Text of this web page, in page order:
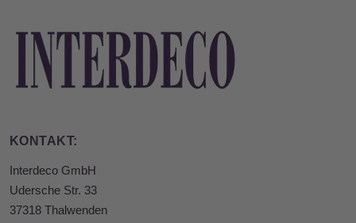
KONTAKT:
Interdeco GmbH
Udersche Str. 33
37318 Thalwenden